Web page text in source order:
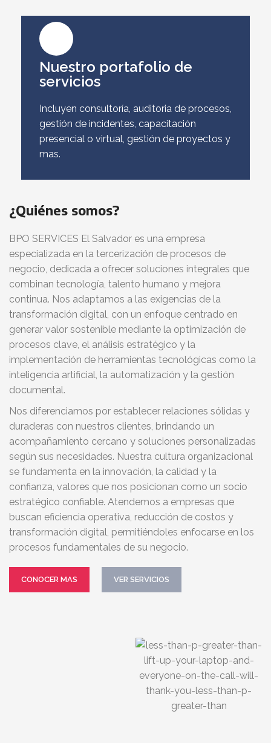
Nuestro portafolio de
servicios
Incluyen consultoría, auditoria de procesos,
gestión de incidentes, capacitación
presencial o virtual, gestión de proyectos y
mas.
¿Quiénes somos?
BPO SERVICES El Salvador es una empresa
especializada en la tercerización de procesos de
negocio, dedicada a ofrecer soluciones integrales que
combinan tecnología, talento humano y mejora
continua. Nos adaptamos a las exigencias de la
transformación digital, con un enfoque centrado en
generar valor sostenible mediante la optimización de
procesos clave, el análisis estratégico y la
implementación de herramientas tecnológicas como la
inteligencia artificial, la automatización y la gestión
documental.
Nos diferenciamos por establecer relaciones sólidas y
duraderas con nuestros clientes, brindando un
acompañamiento cercano y soluciones personalizadas
según sus necesidades. Nuestra cultura organizacional
se fundamenta en la innovación, la calidad y la
confianza, valores que nos posicionan como un socio
estratégico confiable. Atendemos a empresas que
buscan eficiencia operativa, reducción de costos y
transformación digital, permitiéndoles enfocarse en los
procesos fundamentales de su negocio.
CONOCER MAS VER SERVICIOS